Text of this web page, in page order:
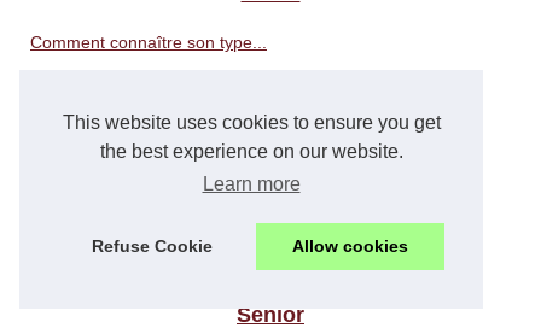
This website uses cookies to ensure you get
the best experience on our website.
Learn more
Refuse Cookie Allow cookies
Comment connaître son type...
Les raisons du succès des...
Utilisation de l'huile...
Senior